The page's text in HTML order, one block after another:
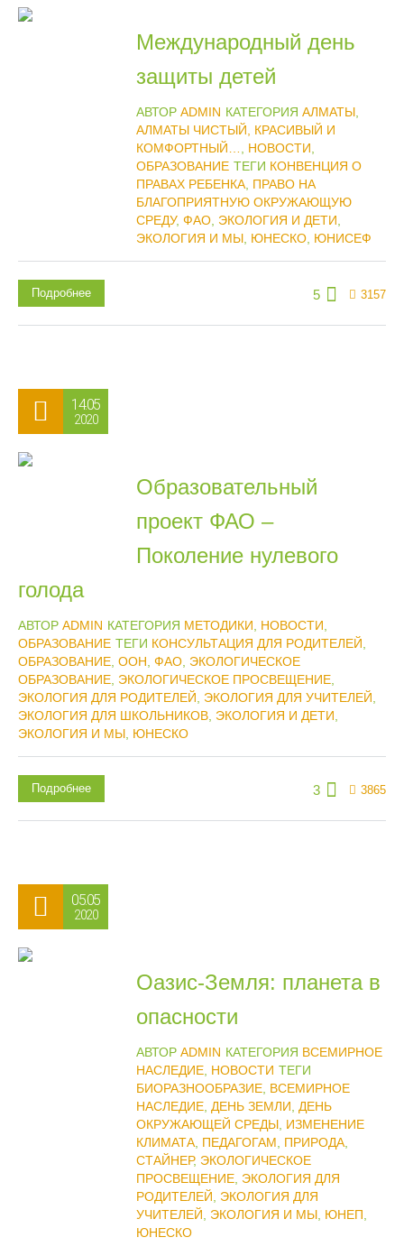
Международный день
защиты детей
АВТОР ADMIN КАТЕГОРИЯ АЛМАТЫ,
АЛМАТЫ ЧИСТЫЙ, КРАСИВЫЙ И
КОМФОРТНЫЙ…
НОВОСТИ
ОБРАЗОВАНИЕ ТЕГИ КОНВЕНЦИЯ О
ПРАВАХ РЕБЕНКА, ПРАВО НА
БЛАГОПРИЯТНУЮ ОКРУЖАЮЩУЮ
СРЕДУ, ФАО, ЭКОЛОГИЯ И ДЕТИ
ЭКОЛОГИЯ И МЫ, ЮНЕСКО, ЮНИСЕФ
5 3157
Подробнее
14.05
2020
Образовательный
проект ФАО –
Поколение нулевого
голода
АВТОР ADMIN КАТЕГОРИЯ МЕТОДИКИ НОВОСТИ
ОБРАЗОВАНИЕ ТЕГИ КОНСУЛЬТАЦИЯ ДЛЯ РОДИТЕЛЕЙ
ОБРАЗОВАНИЕ ООН ФАО ЭКОЛОГИЧЕСКОЕ
ОБРАЗОВАНИЕ ЭКОЛОГИЧЕСКОЕ ПРОСВЕЩЕНИЕ
ЭКОЛОГИЯ ДЛЯ РОДИТЕЛЕЙ
ЭКОЛОГИЯ ДЛЯ УЧИТЕЛЕЙ
ЭКОЛОГИЯ ДЛЯ ШКОЛЬНИКОВ ЭКОЛОГИЯ И ДЕТИ
ЭКОЛОГИЯ И МЫ ЮНЕСКО
3 3865
Подробнее
05.05
2020
Оазис-Земля: планета в
опасности
АВТОР ADMIN КАТЕГОРИЯ ВСЕМИРНОЕ
НАСЛЕДИЕ, НОВОСТИ ТЕГИ
БИОРАЗНООБРАЗИЕ, ВСЕМИРНОЕ
НАСЛЕДИЕ, ДЕНЬ ЗЕМЛИ
ДЕНЬ
ОКРУЖАЮЩЕЙ СРЕДЫ, ИЗМЕНЕНИЕ
КЛИМАТА, ПЕДАГОГАМ ПРИРОДА,
СТАЙНЕР, ЭКОЛОГИЧЕСКОЕ
ПРОСВЕЩЕНИЕ, ЭКОЛОГИЯ ДЛЯ
РОДИТЕЛЕЙ
ЭКОЛОГИЯ ДЛЯ
УЧИТЕЛЕЙ
ЭКОЛОГИЯ И МЫ, ЮНЕП
ЮНЕСКО